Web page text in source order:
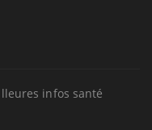
infos santé